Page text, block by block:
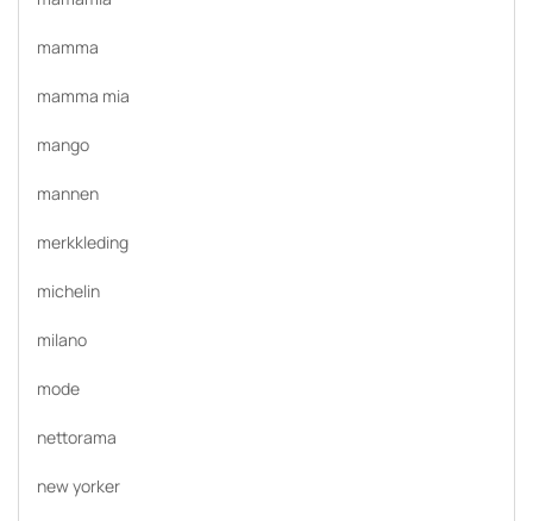
mamma
mamma mia
mango
mannen
merkkleding
michelin
milano
mode
nettorama
new yorker